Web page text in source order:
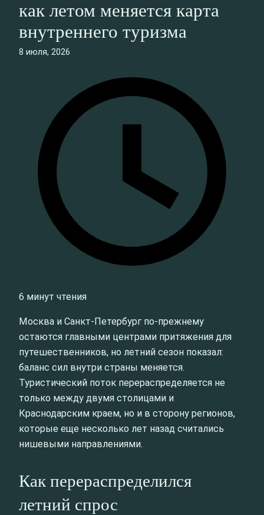
как летом меняется карта
внутреннего туризма
8 июля, 2026
6 минут чтения
Москва и Санкт‑Петербург по‑прежнему
остаются главными центрами притяжения для
путешественников, но летний сезон показал:
баланс сил внутри страны меняется.
Туристический поток перераспределяется не
только между двумя столицами и
Краснодарским краем, но и в сторону регионов,
которые еще несколько лет назад считались
нишевыми направлениями.
Как перераспределился
летний спрос